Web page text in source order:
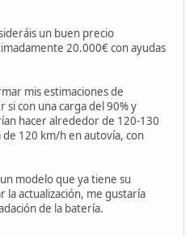
un buen precio
20.000€ con ayudas
mis estimaciones de
con una carga del 90% y
hacer alrededor de 120-130
de 120 km/h en autovía, con
modelo que ya tiene su
la actualización, me gustaría
de la batería.